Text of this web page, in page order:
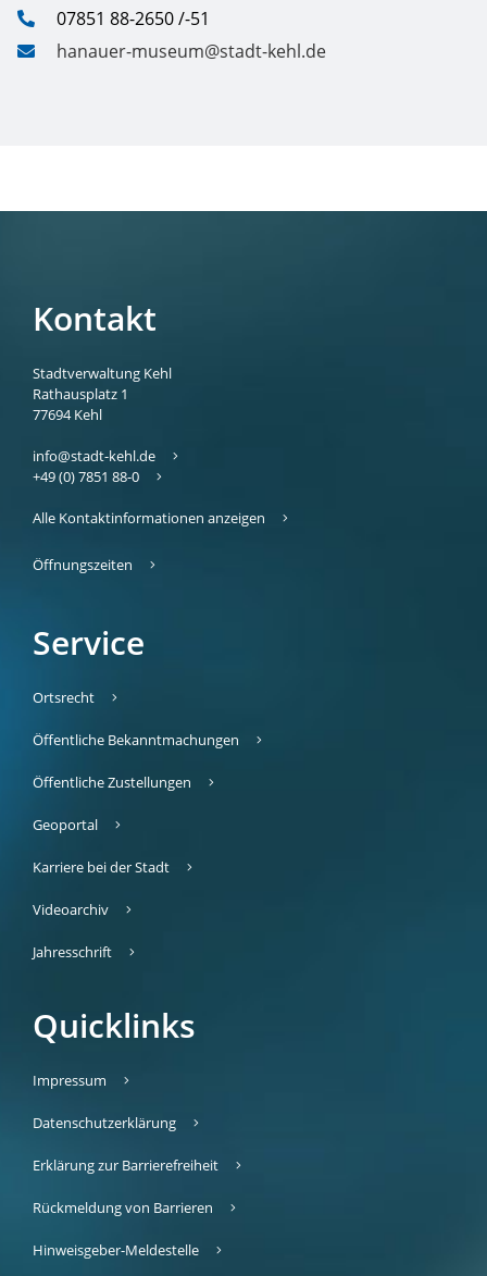
hanauer-museum@stadt-kehl.de
07851 88-2650 /-51
Kontakt
Stadtverwaltung Kehl
Rathausplatz 1
77694 Kehl
info@stadt-kehl.de
+49 (0) 7851 88-0
Alle Kontaktinformationen anzeigen
Öffnungszeiten
Service
Ortsrecht
Öffentliche Bekanntmachungen
Öffentliche Zustellungen
Geoportal
Karriere bei der Stadt
Videoarchiv
Jahresschrift
Quicklinks
Impressum
Datenschutzerklärung
Erklärung zur Barrierefreiheit
Rückmeldung von Barrieren
Hinweisgeber-Meldestelle